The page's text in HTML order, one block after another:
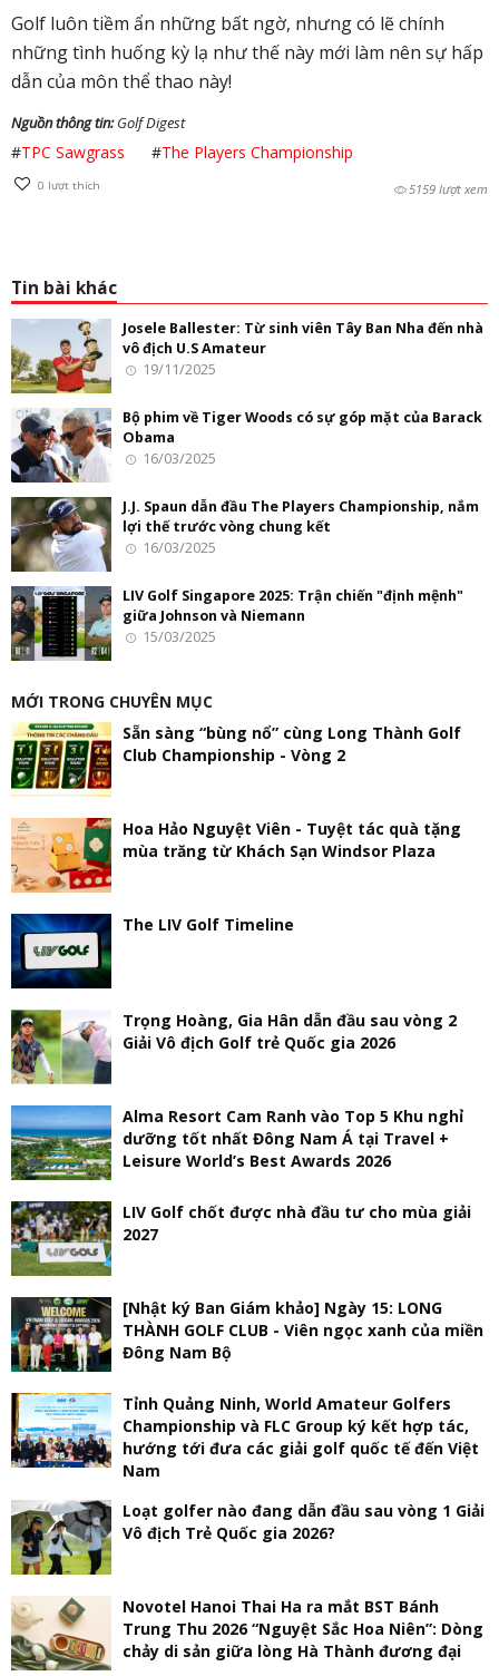
Golf luôn tiềm ẩn những bất ngờ, nhưng có lẽ chính
những tình huống kỳ lạ như thế này mới làm nên sự hấp
dẫn của môn thể thao này!
Nguồn thông tin:Golf Digest
#TPC Sawgrass #The Players Championship
0 lượt thích 5159 lượt xem
Tin bài khác
Josele Ballester: Từ sinh viên Tây Ban Nha đến nhà
vô địch U.S Amateur
19/11/2025
Bộ phim về Tiger Woods có sự góp mặt của Barack
Obama
16/03/2025
J.J. Spaun dẫn đầu The Players Championship, nắm
lợi thế trước vòng chung kết
16/03/2025
LIV Golf Singapore 2025: Trận chiến "định mệnh"
giữa Johnson và Niemann
15/03/2025
MỚI TRONG CHUYÊN MỤC
Sẵn sàng “bùng nổ” cùng Long Thành Golf
Club Championship - Vòng 2
Hoa Hảo Nguyệt Viên - Tuyệt tác quà tặng
mùa trăng từ Khách Sạn Windsor Plaza
The LIV Golf Timeline
Trọng Hoàng, Gia Hân dẫn đầu sau vòng 2
Giải Vô địch Golf trẻ Quốc gia 2026
Alma Resort Cam Ranh vào Top 5 Khu nghỉ
dưỡng tốt nhất Đông Nam Á tại Travel +
Leisure World’s Best Awards 2026
LIV Golf chốt được nhà đầu tư cho mùa giải
2027
[Nhật ký Ban Giám khảo] Ngày 15: LONG
THÀNH GOLF CLUB - Viên ngọc xanh của miền
Đông Nam Bộ
Tỉnh Quảng Ninh, World Amateur Golfers
Championship và FLC Group ký kết hợp tác,
hướng tới đưa các giải golf quốc tế đến Việt
Nam
Loạt golfer nào đang dẫn đầu sau vòng 1 Giải
Vô địch Trẻ Quốc gia 2026?
Novotel Hanoi Thai Ha ra mắt BST Bánh
Trung Thu 2026 “Nguyệt Sắc Hoa Niên”: Dòng
chảy di sản giữa lòng Hà Thành đương đại